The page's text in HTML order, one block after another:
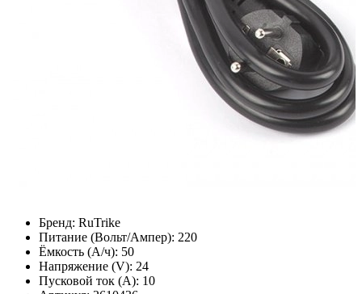
Бренд: RuTrike
Питание (Вольт/Ампер): 220
Ёмкость (А/ч): 50
Напряжение (V): 24
Пусковой ток (А): 10